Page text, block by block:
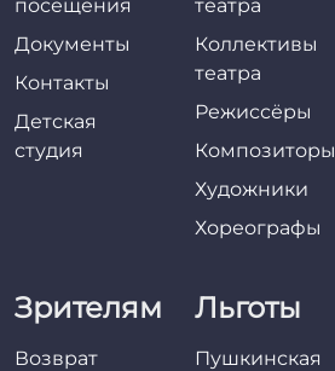
посещения
Документы
Контакты
Детская
студия
театра
Коллективы
театра
Режиссёры
Композиторы
Художники
Хореографы
Зрителям
Возврат
Льготы
Пушкинская